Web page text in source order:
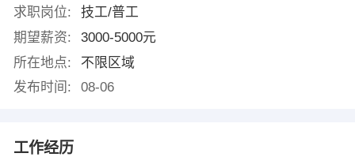
求职岗位:
技工/普工
期望薪资:
3000-5000元
所在地点:
不限区域
发布时间:
08-06
工作经历